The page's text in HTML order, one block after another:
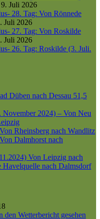
9. Juli 2026
28. Tag: Von Rönnede
Juli 2026
27. Tag: Von Roskilde
Juli 2026
26. Tag: Roskilde (3. Juli.
Düben nach Dessau 51,5
November 2024) – Von Neu
Rheinsberg nach Wandlitz
Dalmhorst nach
Von Leipzig nach
Havelquelle nach Dalmsdorf
Wetterbericht gesehen